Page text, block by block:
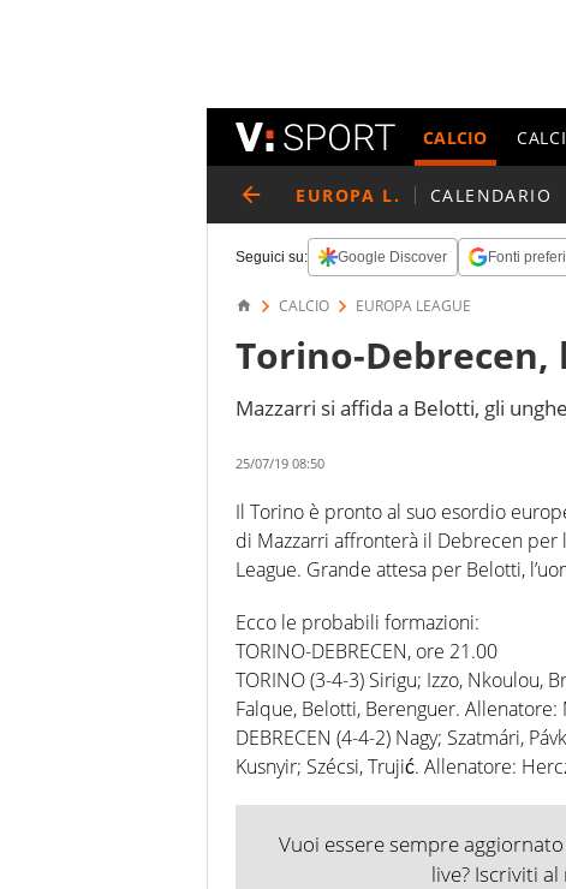
CALCIO
EUROPA L. CALENDARIO
Seguici su: Google Discover Fonti
CALCIO EUROPA LEAGUE
Torino-
Mazzarri si affida a Belotti, gli
25/07/19 08:50
Il Torino è pronto al suo esordio
di Mazzarri affronterà il Debrecen
League. Grande attesa per Belotti,
Ecco le probabili formazioni:
TORINO-DEBRECEN, ore 21.00
TORINO (3-4-3) Sirigu; Izzo, Nkoulou,
Falque, Belotti, Berenguer. Allenatore:
DEBRECEN (4-4-2) Nagy; Szatmári,
Kusnyir; Szécsi, Trujić. Allenatore:
Vuoi essere sempre
live? Iscriviti